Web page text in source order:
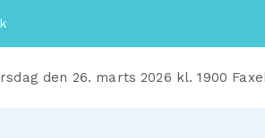
den 26. marts 2026 kl. 1900